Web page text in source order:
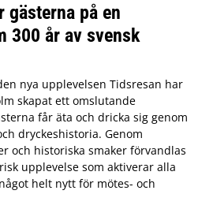
gästerna på en
300 år av svensk
nya upplevelsen Tidsresan har
skapat ett omslutande
får äta och dricka sig genom
dryckeshistoria. Genom
och historiska smaker förvandlas
upplevelse som aktiverar alla
helt nytt för mötes- och